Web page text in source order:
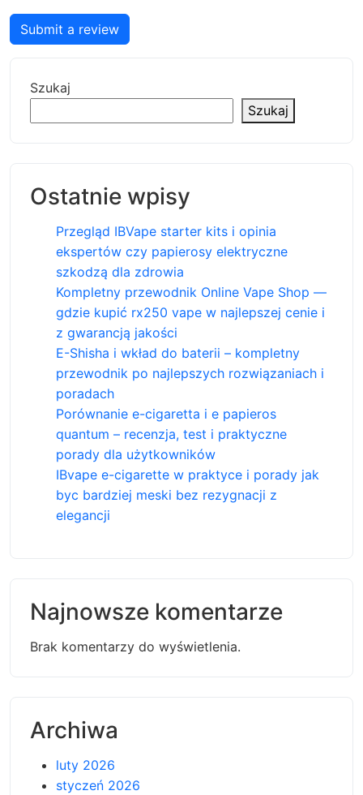
Submit a review
Szukaj
Szukaj
Ostatnie wpisy
Przegląd IBVape starter kits i opinia
ekspertów czy papierosy elektryczne
szkodzą dla zdrowia
Kompletny przewodnik Online Vape Shop —
gdzie kupić rx250 vape w najlepszej cenie i
z gwarancją jakości
E-Shisha i wkład do baterii – kompletny
przewodnik po najlepszych rozwiązaniach i
poradach
Porównanie e-cigaretta i e papieros
quantum – recenzja, test i praktyczne
porady dla użytkowników
IBvape e-cigarette w praktyce i porady jak
byc bardziej meski bez rezygnacji z
elegancji
Najnowsze komentarze
Brak komentarzy do wyświetlenia.
Archiwa
luty 2026
styczeń 2026